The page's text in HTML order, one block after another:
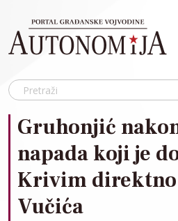
Gruhonjić
napada koji je
Krivim
Vučića